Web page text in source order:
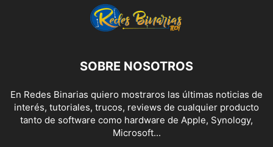
SOBRE NOSOTROS
En Redes Binarias quiero mostraros las últimas noticias de
interés, tutoriales, trucos, reviews de cualquier producto
tanto de software como hardware de Apple, Synology,
Microsoft...